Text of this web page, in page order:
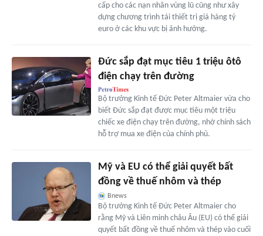
cấp cho các nạn nhân vùng lũ cũng như xây
dựng chương trình tái thiết trị giá hàng tỷ
euro ở các khu vực bị ảnh hưởng.
Đức sắp đạt mục tiêu 1 triệu ôtô
điện chạy trên đường
Bộ trưởng Kinh tế Đức Peter Altmaier vừa cho
biết Đức sắp đạt được mục tiêu một triệu
chiếc xe điện chạy trên đường, nhờ chính sách
hỗ trợ mua xe điện của chính phủ.
Mỹ và EU có thể giải quyết bất
đồng về thuế nhôm và thép
Bnews
Bộ trưởng Kinh tế Đức Peter Altmaier cho
rằng Mỹ và Liên minh châu Âu (EU) có thể giải
quyết bất đồng về thuế nhôm và thép vào cuối